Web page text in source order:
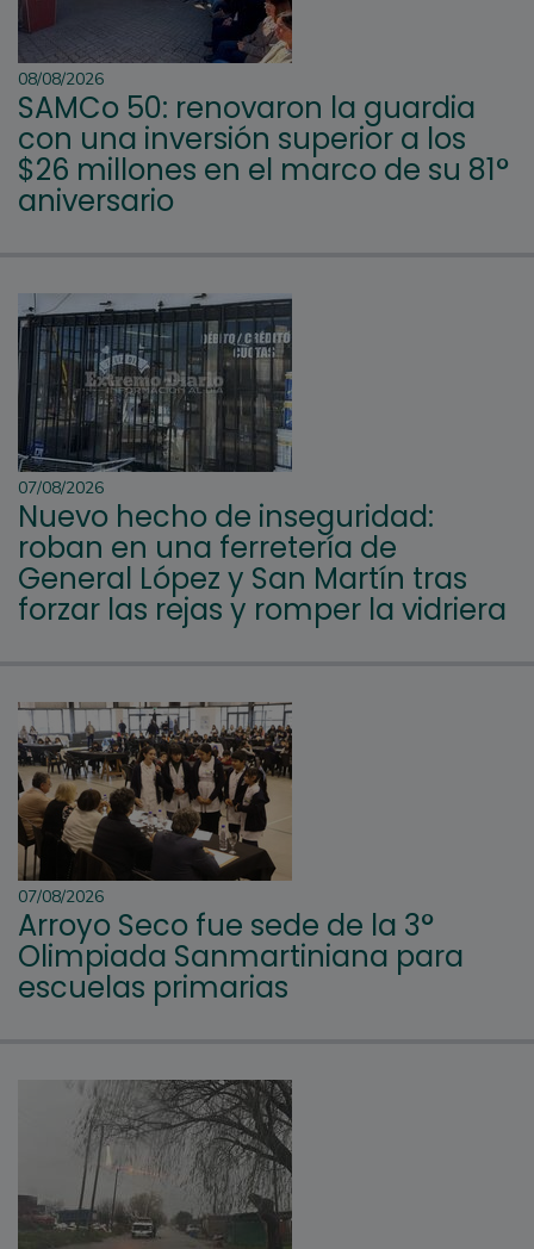
08/08/2026
SAMCo 50: renovaron la guardia
con una inversión superior a los
$26 millones en el marco de su 81°
aniversario
07/08/2026
Nuevo hecho de inseguridad:
roban en una ferretería de
General López y San Martín tras
forzar las rejas y romper la vidriera
07/08/2026
Arroyo Seco fue sede de la 3°
Olimpiada Sanmartiniana para
escuelas primarias